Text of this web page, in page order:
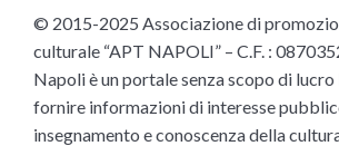
© 2015-2025 Associazione di
culturale “APT NAPOLI” – C.F. :
Napoli è un portale senza scopo di lucro
fornire informazioni di interesse
insegnamento e conoscenza della